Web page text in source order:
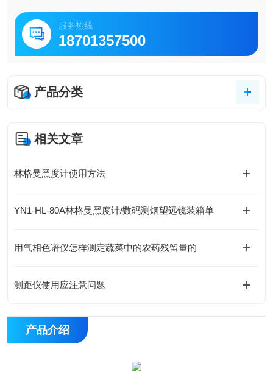
服务热线
18701357500
产品分类
相关文章
林格曼黑度计使用方法
YN1-HL-80A林格曼黑度计/数码测烟望远镜装箱单
用气相色谱仪怎样测定蔬菜中的农药残留量的
测距仪使用应注意问题
产品介绍